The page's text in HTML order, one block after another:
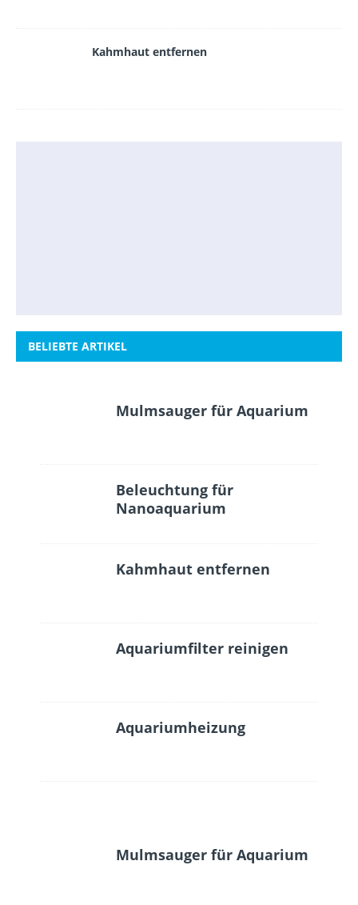
Kahmhaut entfernen
BELIEBTE ARTIKEL
Mulmsauger für Aquarium
Beleuchtung für
Nanoaquarium
Kahmhaut entfernen
Aquariumfilter reinigen
Aquariumheizung
Mulmsauger für Aquarium